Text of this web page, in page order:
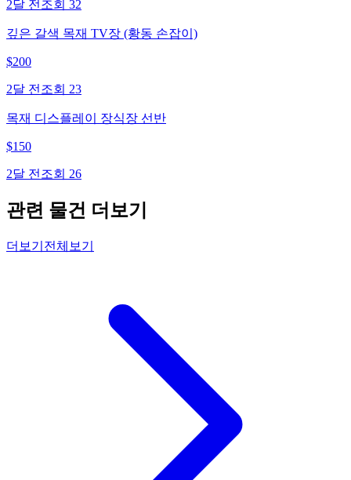
2달 전 조회 32
깊은 갈색 목재 TV장 (황동 손잡이)
$200
2달 전 조회 23
목재 디스플레이 장식장 선반
$150
2달 전 조회 26
관련 물건 더보기
더보기 전체보기